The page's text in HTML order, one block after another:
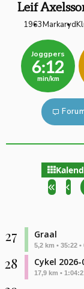
Leif
1963Markaryd
Joggpers
6:12
min/km
27 Graal
5,2 km • 35:22
28 Cykel
17,9 km •